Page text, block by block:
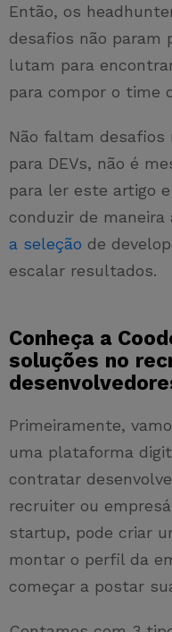
Então, os
desafios não param
lutam para
para compor o time
Não faltam desafios
para DEVs, não é
para ler este artigo
conduzir de maneira
a seleção de
escalar resultados.
Conheça a
soluções no
Primeiramente,
uma plataforma
contratar
recruiter ou
startup, pode criar
montar o perfil da
começar a postar